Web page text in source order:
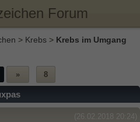
Forum
> Krebs > Krebs im Umgang
» 8
(26.02.2018 20:24)